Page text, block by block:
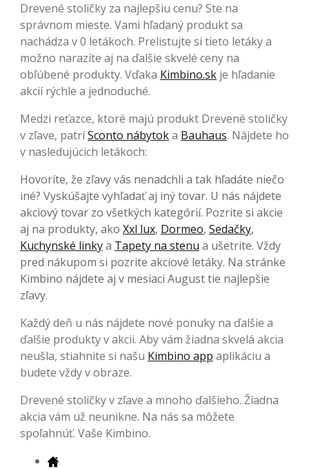
Drevené stoličky za najlepšiu cenu? Ste na
správnom mieste. Vami hľadaný produkt sa
nachádza v 0 letákoch. Prelistujte si tieto letáky a
možno narazíte aj na ďalšie skvelé ceny na
obľúbené produkty. Vďaka Kimbino.sk je hľadanie
akcií rýchle a jednoduché.
Medzi reťazce, ktoré majú produkt Drevené stoličky
v zľave, patríSconto nábytoka Bauhaus. Nájdete ho
v nasledujúcich letákoch:
Hovoríte, že zľavy vás nenadchli a tak hľadáte niečo
iné? Vyskúšajte vyhľadať aj iný tovar. U nás nájdete
akciový tovar zo všetkých kategórií. Pozrite si akcie
aj na produkty, ako Xxl lux, Dormeo, Sedačky,
Kuchynské linkya Tapety na stenu a ušetrite. Vždy
pred nákupom si pozrite akciové letáky. Na stránke
Kimbino nájdete aj v mesiaci August tie najlepšie
zľavy.
Každý deň u nás nájdete nové ponuky na ďalšie a
ďalšie produkty v akcii. Aby vám žiadna skvelá akcia
neušla, stiahnite si našu Kimbino app aplikáciu a
budete vždy v obraze.
Drevené stoličky v zľave a mnoho ďalšieho. Žiadna
akcia vám už neunikne. Na nás sa môžete
spoľahnúť. Vaše Kimbino.